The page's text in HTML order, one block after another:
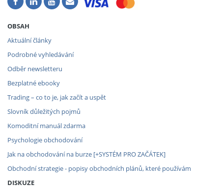
OBSAH
Aktuální články
Podrobné vyhledávání
Odběr newsletteru
Bezplatné ebooky
Trading – co to je, jak začít a uspět
Slovník důležitých pojmů
Komoditní manuál zdarma
Psychologie obchodování
Jak na obchodování na burze [+SYSTÉM PRO ZAČÁTEK]
Obchodní strategie - popisy obchodních plánů, které používám
DISKUZE